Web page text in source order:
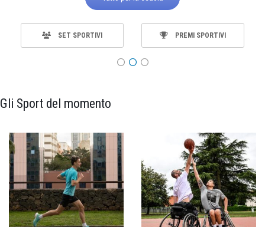
SET SPORTIVI PREMI SPORTIVI
Gli Sport del momento